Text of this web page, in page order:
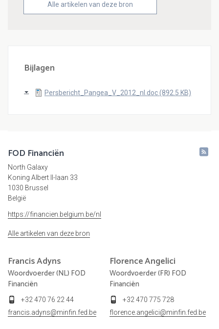
Alle artikelen van deze bron
Bijlagen
Persbericht_Pangea_V_2012_nl.doc (892.5 KB)
FOD Financiën
North Galaxy
Koning Albert II-laan 33
1030 Brussel
België
https://financien.belgium.be/nl
Alle artikelen van deze bron
FrancisAdyns
Woordvoerder (NL) FOD
Financiën
+32 470 76 22 44
francis.adyns@minfin.fed.be
FlorenceAngelici
Woordvoerder (FR) FOD
Financiën
+32 470 775 728
florence.angelici@minfin.fed.be